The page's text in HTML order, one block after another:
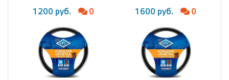
1200 руб. 0 1600 руб. 0